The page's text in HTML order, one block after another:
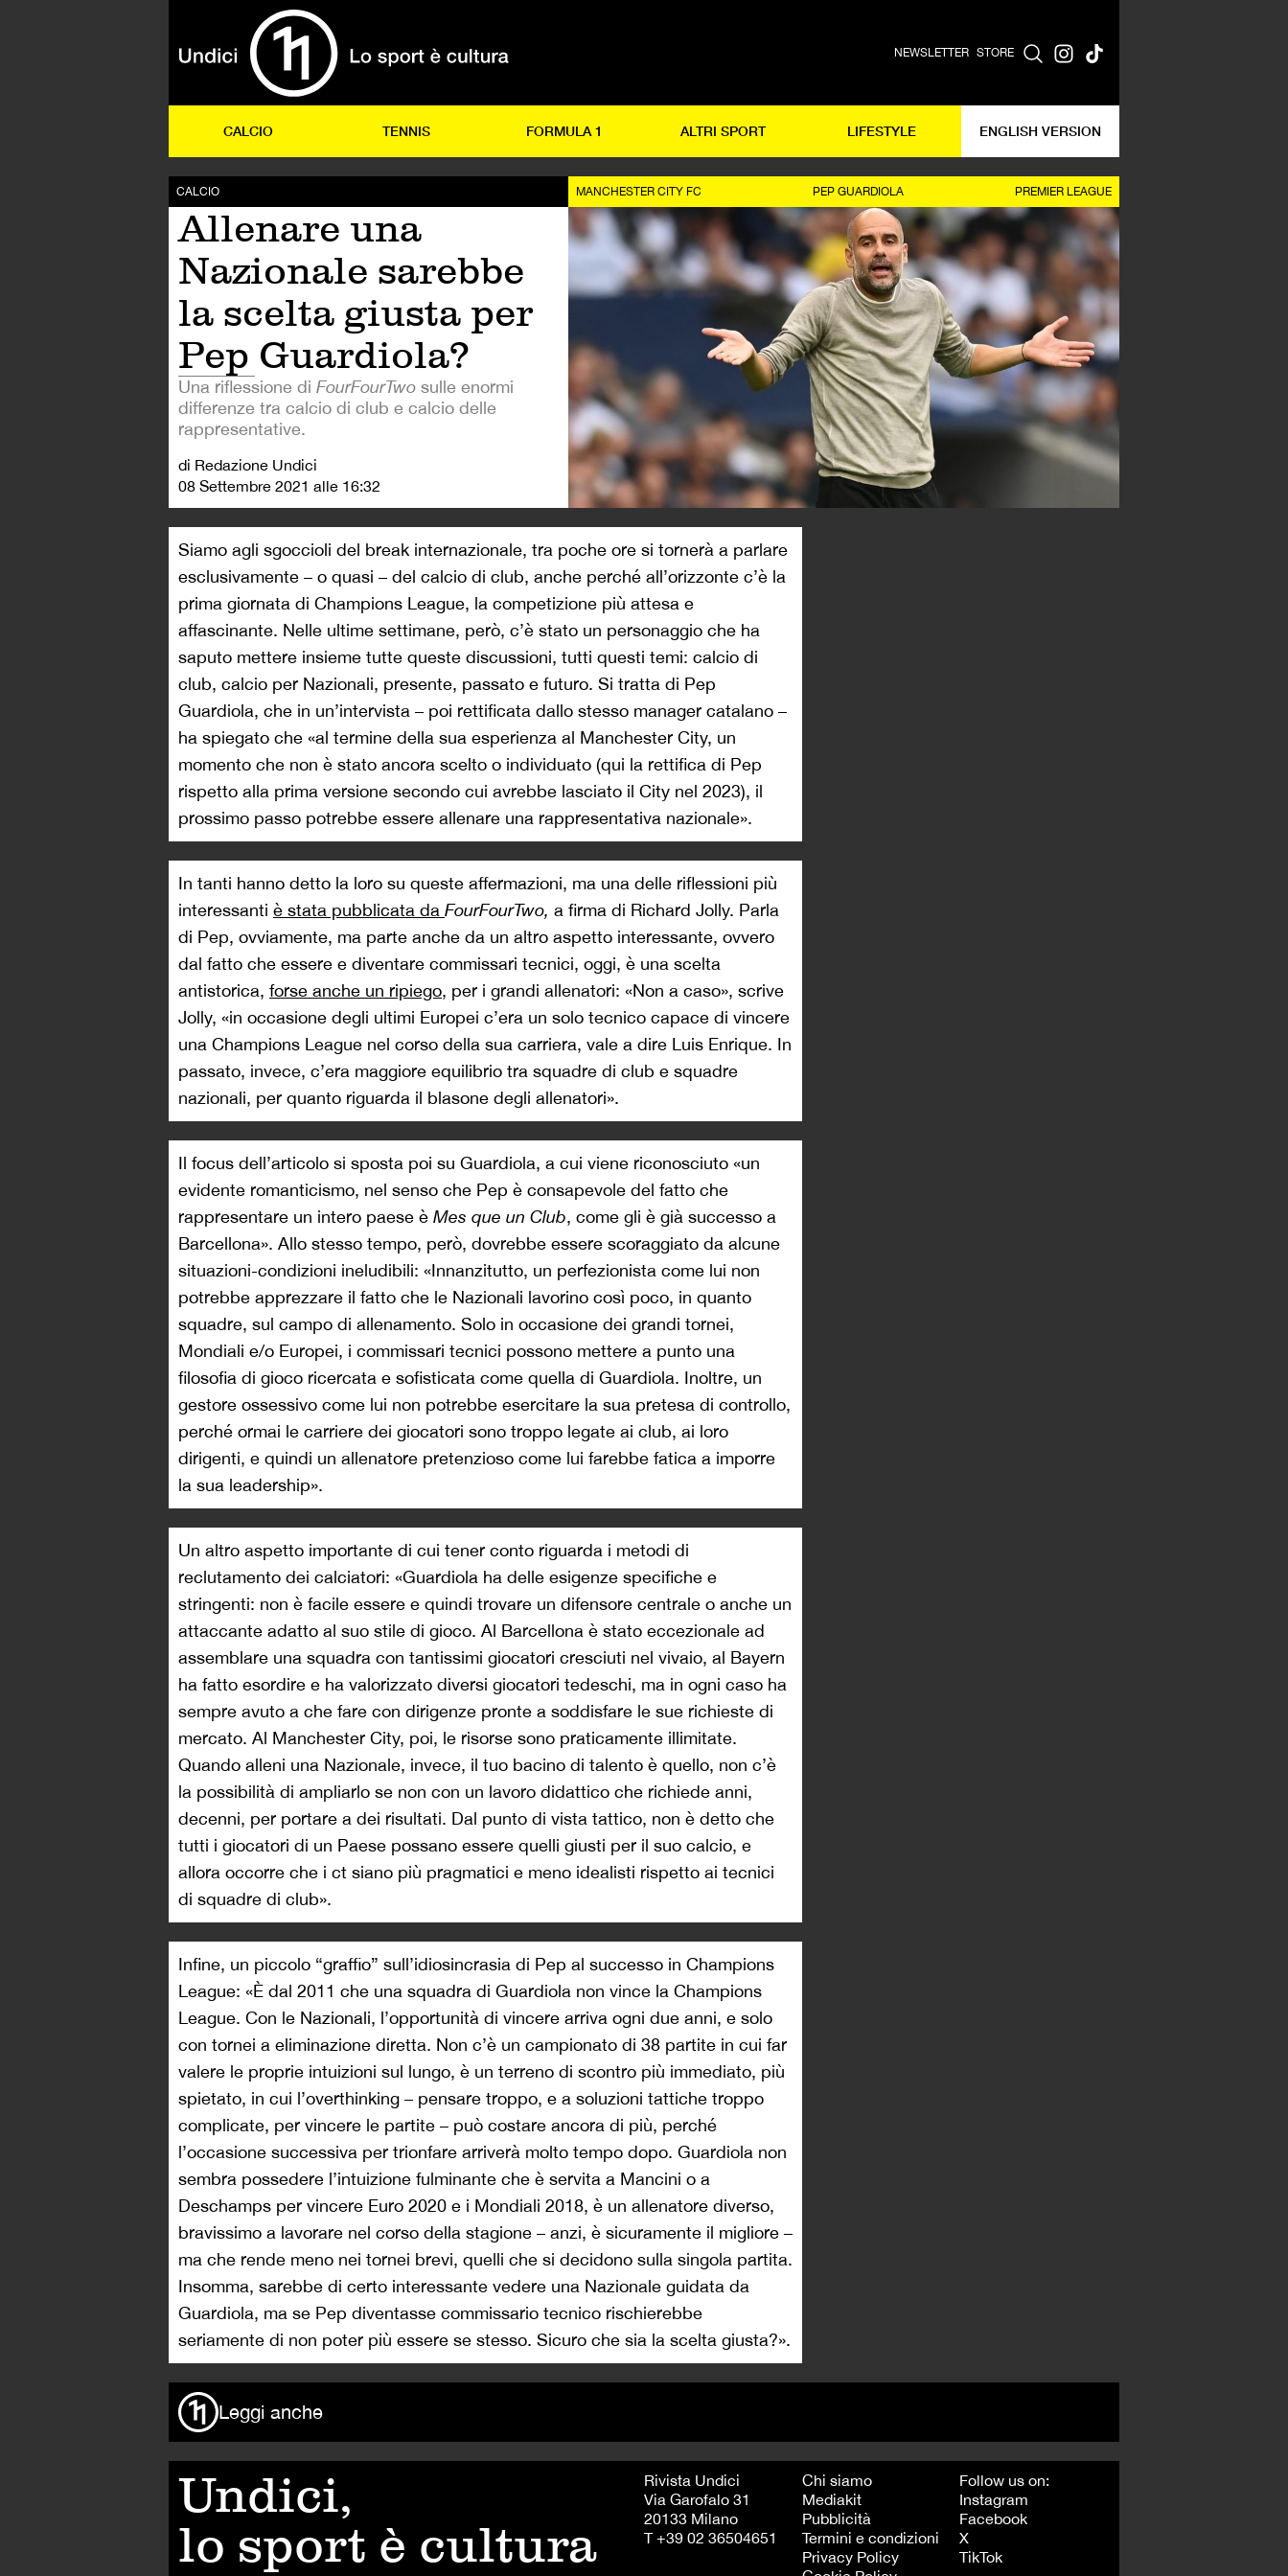
NEWSLETTER STORE
CALCIO TENNIS FORMULA 1 ALTRI SPORT LIFESTYLE ENGLISH VERSION
CALCIO
Allenare una
Nazionale sarebbe
la scelta giusta per
Pep Guardiola?
Una riflessione di FourFourTwo sulle enormi
differenze tra calcio di club e calcio delle
rappresentative.
di Redazione Undici
08 Settembre 2021 alle 16:32
MANCHESTER CITY FC PEP GUARDIOLA PREMIER LEAGUE
Siamo agli sgoccioli del break internazionale, tra poche ore si tornerà a parlare
esclusivamente – o quasi – del calcio di club, anche perché all’orizzonte c’è la
prima giornata di Champions League, la competizione più attesa e
affascinante. Nelle ultime settimane, però, c’è stato un personaggio che ha
saputo mettere insieme tutte queste discussioni, tutti questi temi: calcio di
club, calcio per Nazionali, presente, passato e futuro. Si tratta di Pep
Guardiola, che in un’intervista – poi rettificata dallo stesso manager catalano –
ha spiegato che «al termine della sua esperienza al Manchester City, un
momento che non è stato ancora scelto o individuato (qui la rettifica di Pep
rispetto alla prima versione secondo cui avrebbe lasciato il City nel 2023), il
prossimo passo potrebbe essere allenare una rappresentativa nazionale».
In tanti hanno detto la loro su queste affermazioni, ma una delle riflessioni più
interessanti è stata pubblicata da FourFourTwo, a firma di Richard Jolly. Parla
di Pep, ovviamente, ma parte anche da un altro aspetto interessante, ovvero
dal fatto che essere e diventare commissari tecnici, oggi, è una scelta
antistorica, forse anche un ripiego, per i grandi allenatori: «Non a caso», scrive
Jolly, «in occasione degli ultimi Europei c’era un solo tecnico capace di vincere
una Champions League nel corso della sua carriera, vale a dire Luis Enrique. In
passato, invece, c’era maggiore equilibrio tra squadre di club e squadre
nazionali, per quanto riguarda il blasone degli allenatori».
Il focus dell’articolo si sposta poi su Guardiola, a cui viene riconosciuto «un
evidente romanticismo, nel senso che Pep è consapevole del fatto che
rappresentare un intero paese è Mes que un Club, come gli è già successo a
Barcellona». Allo stesso tempo, però, dovrebbe essere scoraggiato da alcune
situazioni-condizioni ineludibili: «Innanzitutto, un perfezionista come lui non
potrebbe apprezzare il fatto che le Nazionali lavorino così poco, in quanto
squadre, sul campo di allenamento. Solo in occasione dei grandi tornei,
Mondiali e/o Europei, i commissari tecnici possono mettere a punto una
filosofia di gioco ricercata e sofisticata come quella di Guardiola. Inoltre, un
gestore ossessivo come lui non potrebbe esercitare la sua pretesa di controllo,
perché ormai le carriere dei giocatori sono troppo legate ai club, ai loro
dirigenti, e quindi un allenatore pretenzioso come lui farebbe fatica a imporre
la sua leadership».
Un altro aspetto importante di cui tener conto riguarda i metodi di
reclutamento dei calciatori: «Guardiola ha delle esigenze specifiche e
stringenti: non è facile essere e quindi trovare un difensore centrale o anche un
attaccante adatto al suo stile di gioco. Al Barcellona è stato eccezionale ad
assemblare una squadra con tantissimi giocatori cresciuti nel vivaio, al Bayern
ha fatto esordire e ha valorizzato diversi giocatori tedeschi, ma in ogni caso ha
sempre avuto a che fare con dirigenze pronte a soddisfare le sue richieste di
mercato. Al Manchester City, poi, le risorse sono praticamente illimitate.
Quando alleni una Nazionale, invece, il tuo bacino di talento è quello, non c’è
la possibilità di ampliarlo se non con un lavoro didattico che richiede anni,
decenni, per portare a dei risultati. Dal punto di vista tattico, non è detto che
tutti i giocatori di un Paese possano essere quelli giusti per il suo calcio, e
allora occorre che i ct siano più pragmatici e meno idealisti rispetto ai tecnici
di squadre di club».
Infine, un piccolo “graffio” sull’idiosincrasia di Pep al successo in Champions
League: «È dal 2011 che una squadra di Guardiola non vince la Champions
League. Con le Nazionali, l’opportunità di vincere arriva ogni due anni, e solo
con tornei a eliminazione diretta. Non c’è un campionato di 38 partite in cui far
valere le proprie intuizioni sul lungo, è un terreno di scontro più immediato, più
spietato, in cui l’overthinking – pensare troppo, e a soluzioni tattiche troppo
complicate, per vincere le partite – può costare ancora di più, perché
l’occasione successiva per trionfare arriverà molto tempo dopo. Guardiola non
sembra possedere l’intuizione fulminante che è servita a Mancini o a
Deschamps per vincere Euro 2020 e i Mondiali 2018, è un allenatore diverso,
bravissimo a lavorare nel corso della stagione – anzi, è sicuramente il migliore –
ma che rende meno nei tornei brevi, quelli che si decidono sulla singola partita.
Insomma, sarebbe di certo interessante vedere una Nazionale guidata da
Guardiola, ma se Pep diventasse commissario tecnico rischierebbe
seriamente di non poter più essere se stesso. Sicuro che sia la scelta giusta?».
Leggi anche
Undici,
lo sport è cultura
Rivista Undici
Via Garofalo 31
20133 Milano
T +39 02 36504651
Chi siamo
Mediakit
Pubblicità
Termini e condizioni
Privacy Policy
Follow us on:
Instagram
Facebook
X
TikTok